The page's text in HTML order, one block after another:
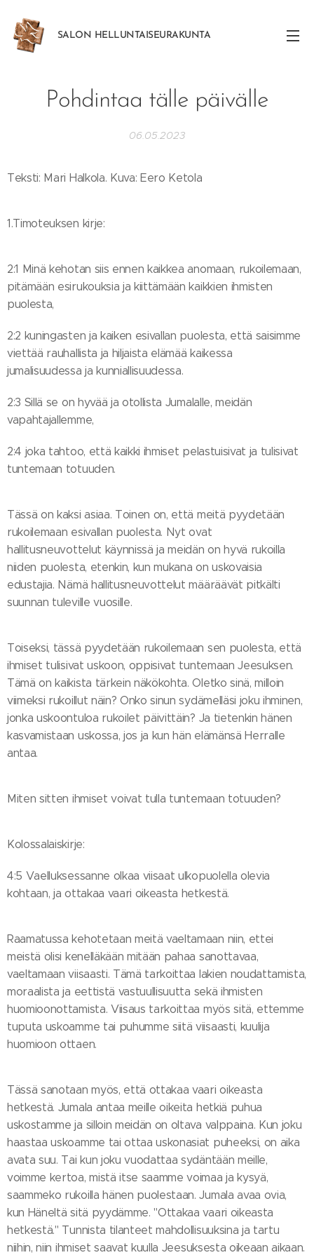
SALON HELLUNTAISEURAKUNTA
Pohdintaa tälle päivälle
06.05.2023
Teksti: Mari Halkola. Kuva: Eero Ketola
1.Timoteuksen kirje:
2:1 Minä kehotan siis ennen kaikkea anomaan, rukoilemaan,
pitämään esirukouksia ja kiittämään kaikkien ihmisten
puolesta,
2:2 kuningasten ja kaiken esivallan puolesta, että saisimme
viettää rauhallista ja hiljaista elämää kaikessa
jumalisuudessa ja kunniallisuudessa.
2:3 Sillä se on hyvää ja otollista Jumalalle, meidän
vapahtajallemme,
2:4 joka tahtoo, että kaikki ihmiset pelastuisivat ja tulisivat
tuntemaan totuuden.
Tässä on kaksi asiaa. Toinen on, että meitä pyydetään
rukoilemaan esivallan puolesta. Nyt ovat
hallitusneuvottelut käynnissä ja meidän on hyvä rukoilla
niiden puolesta, etenkin, kun mukana on uskovaisia
edustajia. Nämä hallitusneuvottelut määräävät pitkälti
suunnan tuleville vuosille.
Toiseksi, tässä pyydetään rukoilemaan sen puolesta, että
ihmiset tulisivat uskoon, oppisivat tuntemaan Jeesuksen.
Tämä on kaikista tärkein näkökohta. Oletko sinä, milloin
viimeksi rukoillut näin? Onko sinun sydämelläsi joku ihminen,
jonka uskoontuloa rukoilet päivittäin? Ja tietenkin hänen
kasvamistaan uskossa, jos ja kun hän elämänsä Herralle
antaa.
Miten sitten ihmiset voivat tulla tuntemaan totuuden?
Kolossalaiskirje:
4:5 Vaelluksessanne olkaa viisaat ulkopuolella olevia
kohtaan, ja ottakaa vaari oikeasta hetkestä.
Raamatussa kehotetaan meitä vaeltamaan niin, ettei
meistä olisi kenelläkään mitään pahaa sanottavaa,
vaeltamaan viisaasti. Tämä tarkoittaa lakien noudattamista,
moraalista ja eettistä vastuullisuutta sekä ihmisten
huomioonottamista. Viisaus tarkoittaa myös sitä, ettemme
tuputa uskoamme tai puhumme siitä viisaasti, kuulija
huomioon ottaen.
Tässä sanotaan myös, että ottakaa vaari oikeasta
hetkestä. Jumala antaa meille oikeita hetkiä puhua
uskostamme ja silloin meidän on oltava valppaina. Kun joku
haastaa uskoamme tai ottaa uskonasiat puheeksi, on aika
avata suu. Tai kun joku vuodattaa sydäntään meille,
voimme kertoa, mistä itse saamme voimaa ja kysyä,
saammeko rukoilla hänen puolestaan. Jumala avaa ovia,
kun Häneltä sitä pyydämme. "Ottakaa vaari oikeasta
hetkestä." Tunnista tilanteet mahdollisuuksina ja tartu
niihin, niin ihmiset saavat kuulla Jeesuksesta oikeaan aikaan.